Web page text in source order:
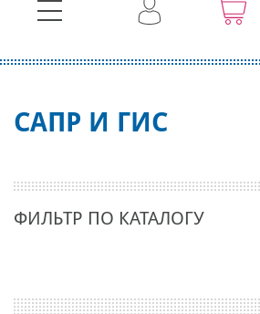
САПР И ГИС
ФИЛЬТР ПО КАТАЛОГУ